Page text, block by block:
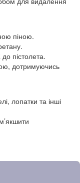
піною.
пістолета.
дотримуючись
лопатки та інші